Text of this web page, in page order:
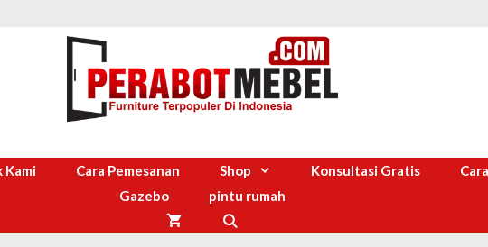
Kami Cara Pemesanan Shop Konsultasi Gratis
Gazebo
pintu rumah